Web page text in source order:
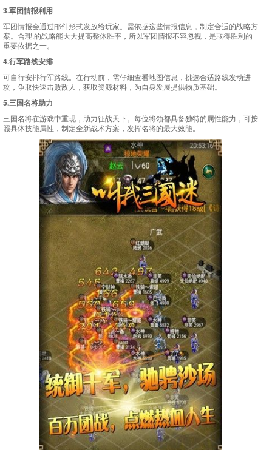
3.军团情报利用
军团情报会通过邮件形式发放给玩家。需依据这些情报信息，制定合适的战略方
案。合理.的战略能大大提高整体胜率，所以军团情报不容忽视，是取得胜利的
重要依据之一。
4.行军路线安排
可自行安排行军路线。在行动前，需仔细查看地图信息，挑选合适路线发动进
攻，争取快速击败敌人，获取资源材料，为自身发展提供物质基础。
5.三国名将助力
三国名将在游戏中重现，助力征战天下。每位将领都具备独特的属性能力，可按
照具体技能属性，制定全新战术方案，发挥名将的最大效能。